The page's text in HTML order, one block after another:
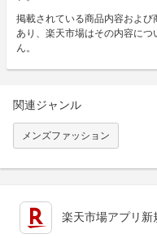
掲載されている商品内容およ
あり、楽天市場はその内容に
ん。
関連ジャンル
メンズファッション
楽天市場アプリ新